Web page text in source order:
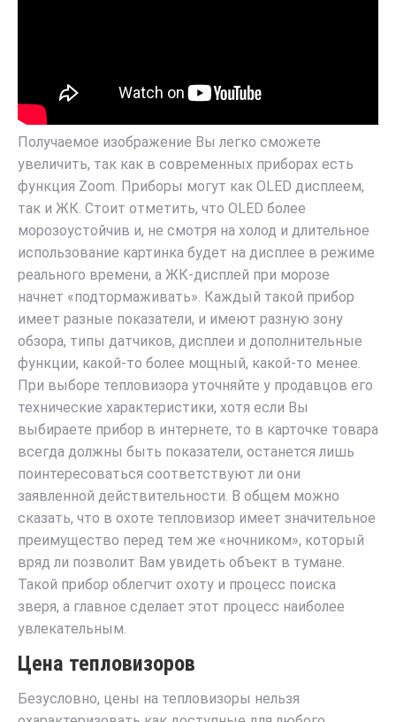
Получаемое изображение Вы легко сможете
увеличить, так как в современных приборах есть
функция Zoom. Приборы могут как OLED дисплеем,
так и ЖК. Стоит отметить, что OLED более
морозоустойчив и, не смотря на холод и длительное
использование картинка будет на дисплее в режиме
реального времени, а ЖК-дисплей при морозе
начнет «подтормаживать». Каждый такой прибор
имеет разные показатели, и имеют разную зону
обзора, типы датчиков, дисплеи и дополнительные
функции, какой-то более мощный, какой-то менее.
При выборе тепловизора уточняйте у продавцов его
технические характеристики, хотя если Вы
выбираете прибор в интернете, то в карточке товара
всегда должны быть показатели, останется лишь
поинтересоваться соответствуют ли они
заявленной действительности. В общем можно
сказать, что в охоте тепловизор имеет значительное
преимущество перед тем же «ночником», который
вряд ли позволит Вам увидеть объект в тумане.
Такой прибор облегчит охоту и процесс поиска
зверя, а главное сделает этот процесс наиболее
увлекательным.
Цена тепловизоров
Безусловно, цены на тепловизоры нельзя